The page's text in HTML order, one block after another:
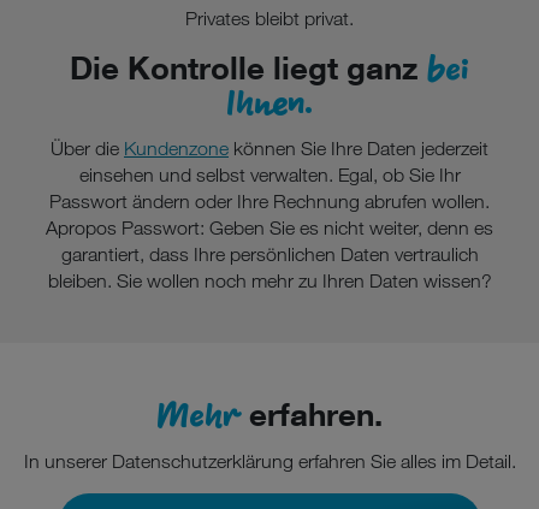
Privates bleibt privat.
Die Kontrolle liegt ganz bei
Ihnen.
Über die Kundenzone können Sie Ihre Daten jederzeit
einsehen und selbst verwalten. Egal, ob Sie Ihr
Passwort ändern oder Ihre Rechnung abrufen wollen.
Apropos Passwort: Geben Sie es nicht weiter, denn es
garantiert, dass Ihre persönlichen Daten vertraulich
bleiben. Sie wollen noch mehr zu Ihren Daten wissen?
Mehrerfahren.
In unserer Datenschutzerklärung erfahren Sie alles im Detail.